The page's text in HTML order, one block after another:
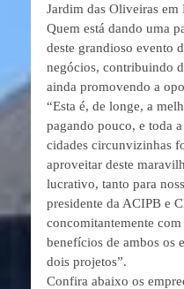
Jardim das Oliveiras em
Quem está dando uma
deste grandioso evento
negócios, contribuindo
ainda promovendo a
“Esta é, de longe, a
pagando pouco, e toda
cidades circunvizinhas
aproveitar deste
lucrativo, tanto para
presidente da ACIPB e
concomitantemente
benefícios de ambos os
dois projetos”.
Confira abaixo os